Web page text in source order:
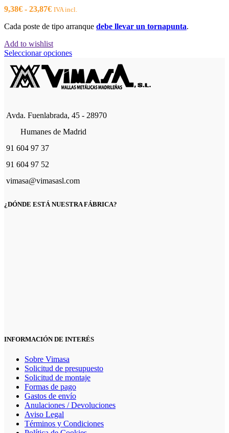
9,38€ - 23,87€Rango
precios:
9,38€
hasta
IVA incl.
Cada poste de tipo arranque debe llevar un tornapunta.
Add to wishlist
Seleccionar opcionesEste
tiene
múltiples
variantes.
se
elegir
producto
Avda. Fuenlabrada, 45 - 28970
Humanes de Madrid
91 604 97 37
91 604 97 52
vimasa@vimasasl.com
¿DÓNDE ESTÁ NUESTRA FÁBRICA?
INFORMACIÓN DE INTERÉS
Sobre Vimasa
Solicitud de presupuesto
Solicitud de montaje
Formas de pago
Gastos de envío
Anulaciones / Devoluciones
Aviso Legal
Términos y Condiciones